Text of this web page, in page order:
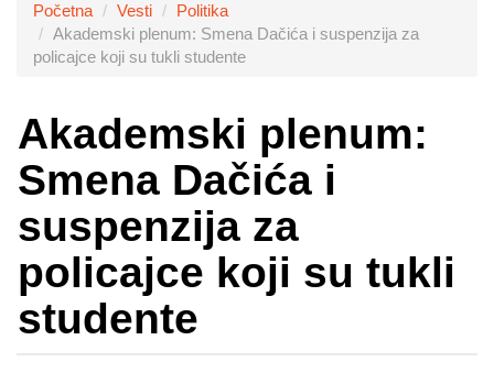
Početna Vesti
Politika
Akademski plenum: Smena Dačića i suspenzija za
policajce koji su tukli studente
Akademski plenum:
Smena Dačića i
suspenzija za
policajce koji su tukli
studente